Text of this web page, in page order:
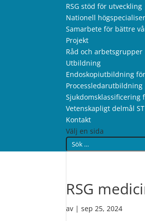
RSG stöd för utveckling
Nationell
Samarbete för bättre
Projekt
Råd och arbetsgrupper
Utbildning
Endoskopiutbildning
Processledarutbildning
Sjukdomsklassificering
Vetenskapligt delmål ST
Kontakt
Välj en sida
RSG
av |sep 25, 2024